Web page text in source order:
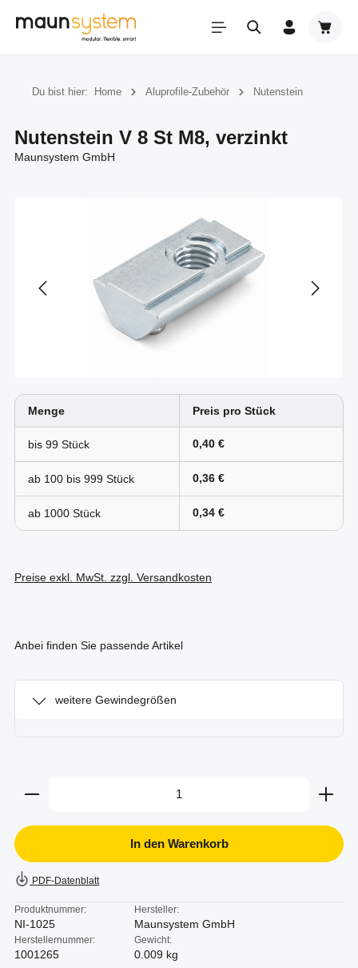
Zum Hauptinhalt springen
Du bist hier: Home Aluprofile-Zubehör Nutenstein
Nutenstein V 8 St M8, verzinkt
Maunsystem GmbH
Menge Preis pro Stück
bis 99 0,40 €
ab 100 bis 999 0,36 €
ab 1000 0,34 €
Preise exkl. MwSt. zzgl. Versandkosten
Anbei finden Sie passende Artikel
weitere Gewindegrößen
Produkt Anzahl: Gib den gewünschten Wert ein
In den Warenkorb
PDF-Datenblatt
Produktnummer:
NI-1025
Hersteller:
Maunsystem GmbH
Herstellernummer:
1001265
Gewicht:
0.009 kg